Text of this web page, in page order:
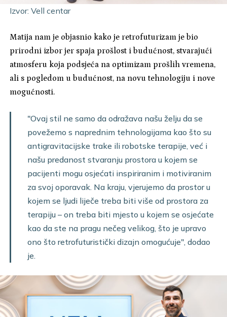
Izvor: Vell centar
Matija nam je objasnio kako je retrofuturizam je bio
prirodni izbor jer spaja prošlost i budućnost, stvarajući
atmosferu koja podsjeća na optimizam prošlih vremena,
ali s pogledom u budućnost, na novu tehnologiju i nove
mogućnosti.
"Ovaj stil ne samo da odražava našu želju da se
povežemo s naprednim tehnologijama kao što su
antigravitacijske trake ili robotske terapije, već i
našu predanost stvaranju prostora u kojem se
pacijenti mogu osjećati inspiriranim i motiviranim
za svoj oporavak. Na kraju, vjerujemo da prostor u
kojem se ljudi liječe treba biti više od prostora za
terapiju – on treba biti mjesto u kojem se osjećate
kao da ste na pragu nečeg velikog, što je upravo
ono što retrofuturistički dizajn omogućuje", dodao
je.